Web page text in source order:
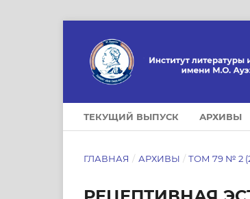
ТЕКУЩИЙ ВЫПУСК АРХИВЫ
ГЛАВНАЯ / АРХИВЫ / ТОМ 79 № 2